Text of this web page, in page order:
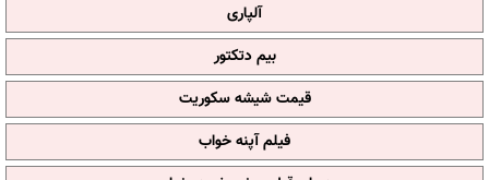
آلپاری
بیم دتکتور
قیمت شیشه سکوریت
فیلم آپنه خواب